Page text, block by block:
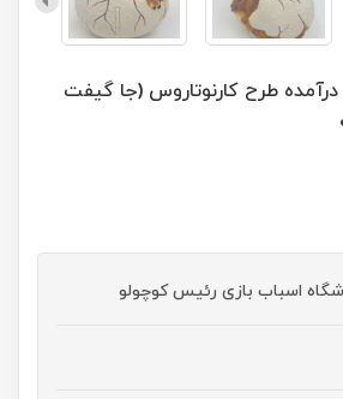
درآمده طرح کارنوتاروس (جا گیفت
اسباب بازی رئیس کوچولو